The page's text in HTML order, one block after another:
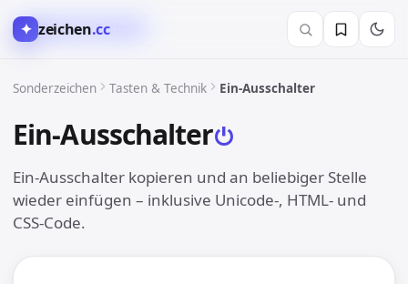
✦ zeichen.cc
Sonderzeichen Tasten & Technik Ein-Ausschalter
Ein-Ausschalter⏻︎
Ein-Ausschalter kopieren und an beliebiger Stelle
wieder einfügen – inklusive Unicode-, HTML- und
CSS-Code.
⌘︎ Tasten & Technik